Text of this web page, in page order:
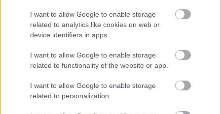
I want to allow Google to enable storage
related to analytics like cookies on web or
device identifiers in apps.
I want to allow Google to enable storage
related to functionality of the website or app.
I want to allow Google to enable storage
related to personalization.
állítja a történések középpontjába. A bánat tengere
párszáz évvel a filmek után játszódik, a főszerepben
ezúttal Ripley egyik kései leszármazottjával. A fájdalom
folyója pedig az Aliens cselekményét mutatja be az
Acheron telepeseinek nézőpontjából, hogy mi is történt
volna. A filmsorozat kánonjába tartozó trilógia
különlegessége, hogy ilyen módon választ ad bizonyos